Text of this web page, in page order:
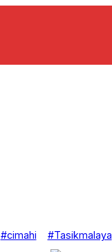
#cimahi #Tasikmalaya